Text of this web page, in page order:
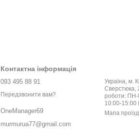
Контактна інформація
093 495 88 91
Передзвонити вам?
OneManager69
murmurua77@gmail.com
Україна, м.
Сверстюка, 2А,
роботи:
10:00-15:00
Мапа